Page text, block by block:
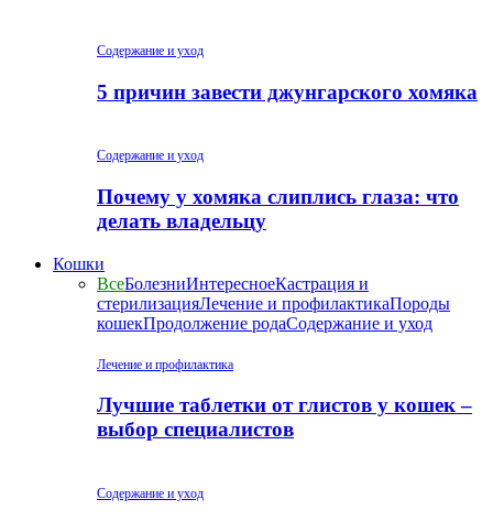
Содержание и уход
5 причин завести джунгарского хомяка
Содержание и уход
Почему у хомяка слиплись глаза: что
делать владельцу
Кошки
ВсеБолезниИнтересноеКастрация и
стерилизацияЛечение и профилактикаПороды
кошекПродолжение родаСодержание и уход
Лечение и профилактика
Лучшие таблетки от глистов у кошек –
выбор специалистов
Содержание и уход